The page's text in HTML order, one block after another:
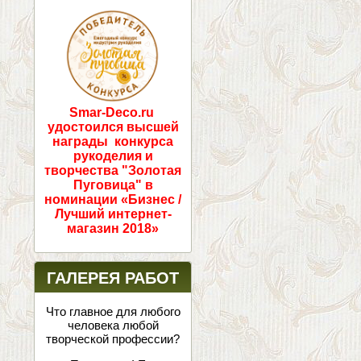
ПОБЕДИТЕЛИ!
Smar-Deco.ru
удостоился высшей
награды конкурса
рукоделия и
творчества "Золотая
Пуговица" в
номинации «Бизнес /
Лучший интернет-
магазин 2018»
ГАЛЕРЕЯ РАБОТ
Что главное для любого
человека любой
творческой профессии?